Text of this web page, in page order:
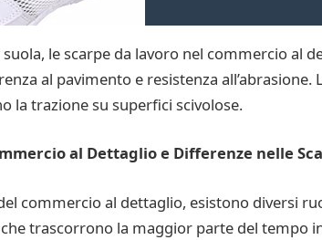
le scarpe da lavoro nel commercio al
al pavimento e resistenza
la trazione su superfici scivolose.
al Dettaglio e Differenze nelle
commercio al dettaglio, esistono diversi
trascorrono la maggior parte del tempo